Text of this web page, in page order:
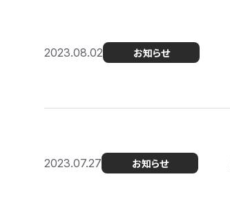
2023.08.02 お知らせ
2023.07.27 お知らせ